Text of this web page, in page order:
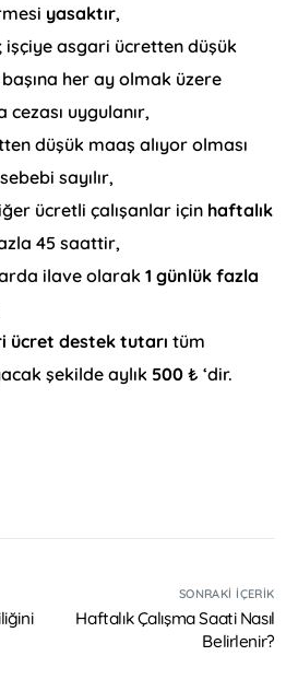
yasaktır,
işçiye asgari ücretten düşük
her ay olmak üzere
uygulanır,
düşük maaş alıyor olması
sebebi sayılır,
ücretli çalışanlar için haftalık
45 saattir,
ilave olarak1 günlük fazla
ücret destek tutarı tüm
şekilde aylık 500₺ ‘dir.
SONRAKI İÇERIK
Haftalık Çalışma Saati Nasıl
Belirlenir?